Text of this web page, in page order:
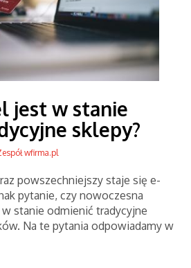
jest w stanie
sklepy?
wfirma.pl
powszechniejszy staje się e-
pytanie, czy nowoczesna
stanie odmienić tradycyjne
Na te pytania odpowiadamy w